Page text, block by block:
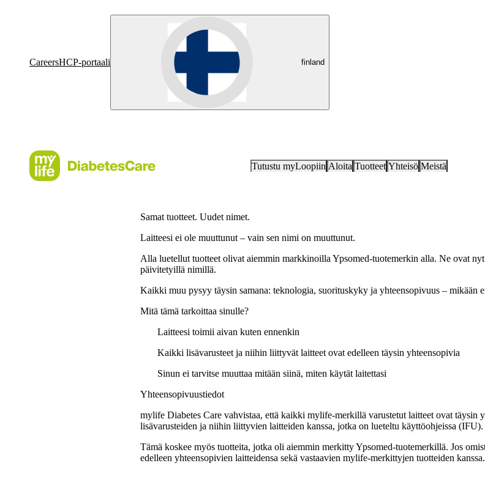
CareersHCP-portaali finland
Tutustu myLoopiin Aloita Tuotteet Yhteisö Meistä
Samat tuotteet. Uudet nimet.
Laitteesi ei ole muuttunut – vain sen nimi on muuttunut.
Alla luetellut tuotteet olivat aiemmin markkinoilla Ypsomed-tuotemerkin alla. Ne ovat
päivitetyillä nimillä.
Kaikki muu pysyy täysin samana: teknologia, suorituskyky ja yhteensopivuus – mikään
Mitä tämä tarkoittaa sinulle?
Laitteesi toimii aivan kuten ennenkin
Kaikki lisävarusteet ja niihin liittyvät laitteet ovat edelleen täysin yhteensopivia
Sinun ei tarvitse muuttaa mitään siinä, miten käytät laitettasi
Yhteensopivuustiedot
mylife Diabetes Care vahvistaa, että kaikki mylife-merkillä varustetut laitteet ovat
lisävarusteiden ja niihin liittyvien laitteiden kanssa, jotka on lueteltu käyttöohjeissa (IFU).
Tämä koskee myös tuotteita, jotka oli aiemmin merkitty Ypsomed-tuotemerkillä. Jos
edelleen yhteensopivien laitteidensa sekä vastaavien mylife-merkittyjen tuotteiden kanssa.